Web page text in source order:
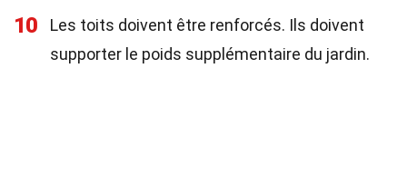
10
Les toits doivent être renforcés. Ils doivent
supporter le poids supplémentaire du jardin.